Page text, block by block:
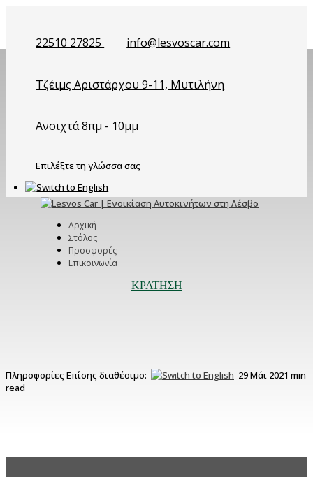
22510 27825 info@lesvoscar.com
Τζέιμς Αριστάρχου 9-11, Μυτιλήνη
Ανοιχτά 8πμ - 10μμ
Επιλέξτε τη γλώσσα σας
Αρχική
Στόλος
Προσφορές
Επικοινωνία
ΚΡΆΤΗΣΗ
ΠληροφορίεςΕπίσης διαθέσιμο: 29 Μάι 2021 min
read